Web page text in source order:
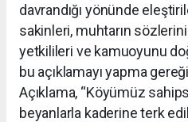
davrandığı yönünde
sakinleri, muhtarın
yetkilileri ve kamuoyunu
bu açıklamayı yapma
Açıklama, “Köyümüz
beyanlarla kaderine terk